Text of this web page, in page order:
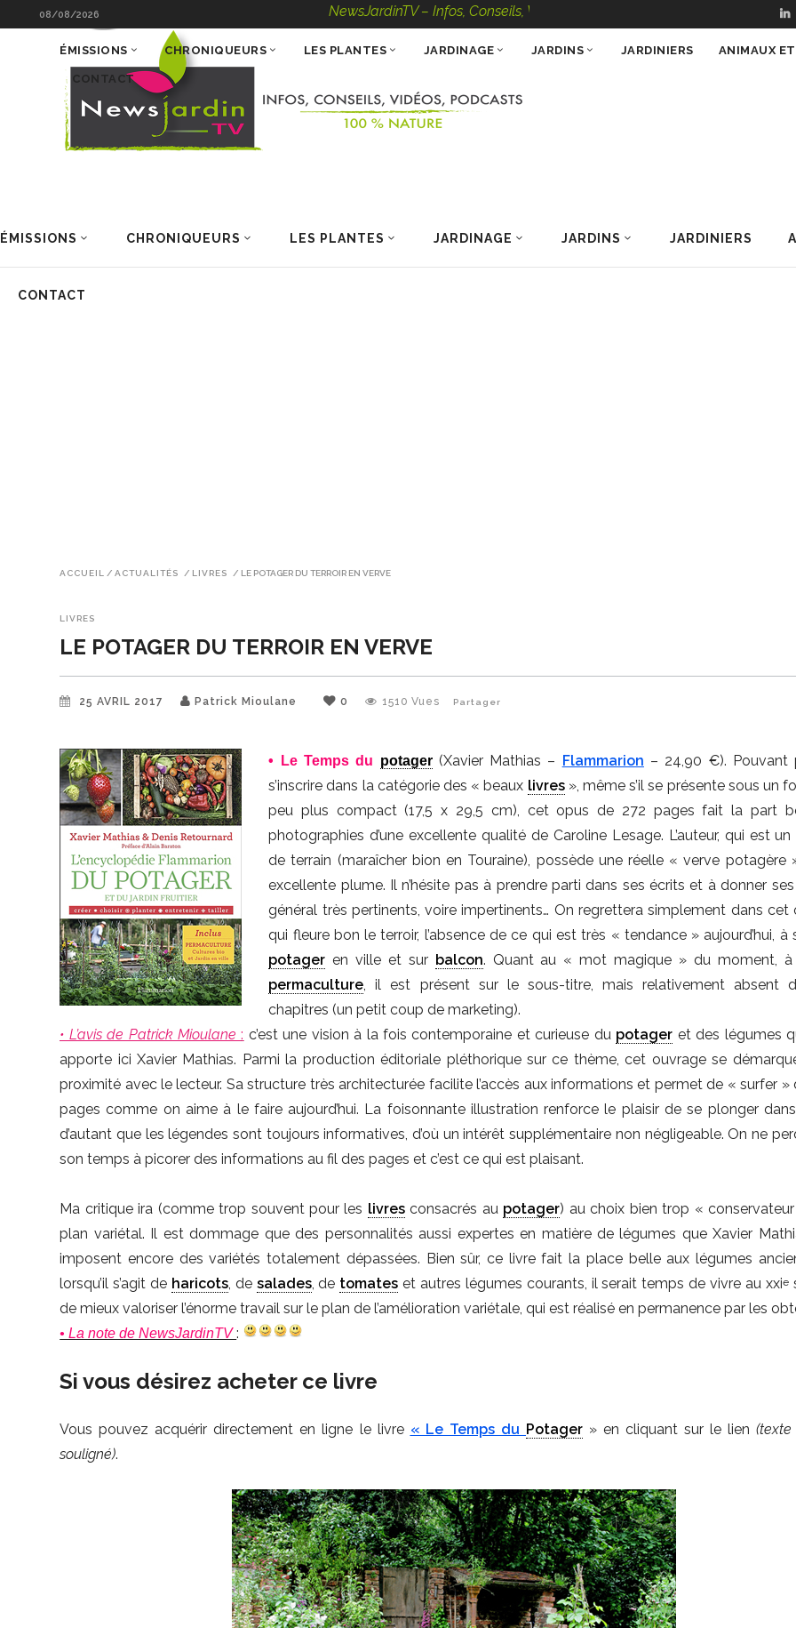
08/08/2026 NewsJardinTV – Infos, Conseils, Vidéos, Podcasts – 100 % Nature
ÉMISSIONS CHRONIQUEURS LES PLANTES JARDINAGE JARDINS JARDINIERS
CONTACT
ÉMISSIONS CHRONIQUEURS LES PLANTES JARDINAGE JARDINS JARDINIERS ANIMAUX
CONTACT
ACCUEIL / ACTUALITÉS / LIVRES / LE POTAGER DU TERROIR EN VERVE
LIVRES
LE POTAGER DU TERROIR EN VERVE
25 AVRIL 2017 Patrick Mioulane 0 1510 Vues Partager
• Le Temps du potager(Xavier Mathias – Flammarion – 24,90 €). Pouvant
s’inscrire dans la catégorie des « beaux livres», même s’il se présente sous un
peu plus compact (17,5 x 29,5 cm), cet opus de 272 pages fait la part
photographies d’une excellente qualité de Caroline Lesage. L’auteur, qui est
de terrain (maraîcher bion en Touraine), possède une réelle « verve potagère
excellente plume. Il n’hésite pas à prendre parti dans ses écrits et à donner
général très pertinents, voire impertinents… On regrettera simplement dans cet
qui fleure bon le terroir, l’absence de ce qui est très « tendance » aujourd’hui, à
potager en ville et sur balcon. Quant au « mot magique » du moment, à
permaculture, il est présent sur le sous-titre, mais relativement absent
chapitres (un petit coup de marketing).
• L’avis de Patrick Mioulane: c’est une vision à la fois contemporaine et curieuse du potager et des légumes
apporte ici Xavier Mathias. Parmi la production éditoriale pléthorique sur ce thème, cet ouvrage se
proximité avec le lecteur. Sa structure très architecturée facilite l’accès aux informations et permet de « surfer »
pages comme on aime à le faire aujourd’hui. La foisonnante illustration renforce le plaisir de se plonger
d’autant que les légendes sont toujours informatives, d’où un intérêt supplémentaire non négligeable. On ne
son temps à picorer des informations au fil des pages et c’est ce qui est plaisant.
Ma critique ira (comme trop souvent pour les livresconsacrés au potager) au choix bien trop «
plan variétal. Il est dommage que des personnalités aussi expertes en matière de légumes que Xavier
imposent encore des variétés totalement dépassées. Bien sûr, ce livre fait la place belle aux légumes
lorsqu’il s’agit de haricots, de salades, de tomates et autres légumes courants, il serait temps de vivre au xxie
de mieux valoriser l’énorme travail sur le plan de l’amélioration variétale, qui est réalisé en permanence par les
• La note de NewsJardinTV:
Si vous désirez acheter ce livre
Vous pouvez acquérir directement en ligne le livre « Le Temps du Potager» en cliquant sur le lien
souligné).